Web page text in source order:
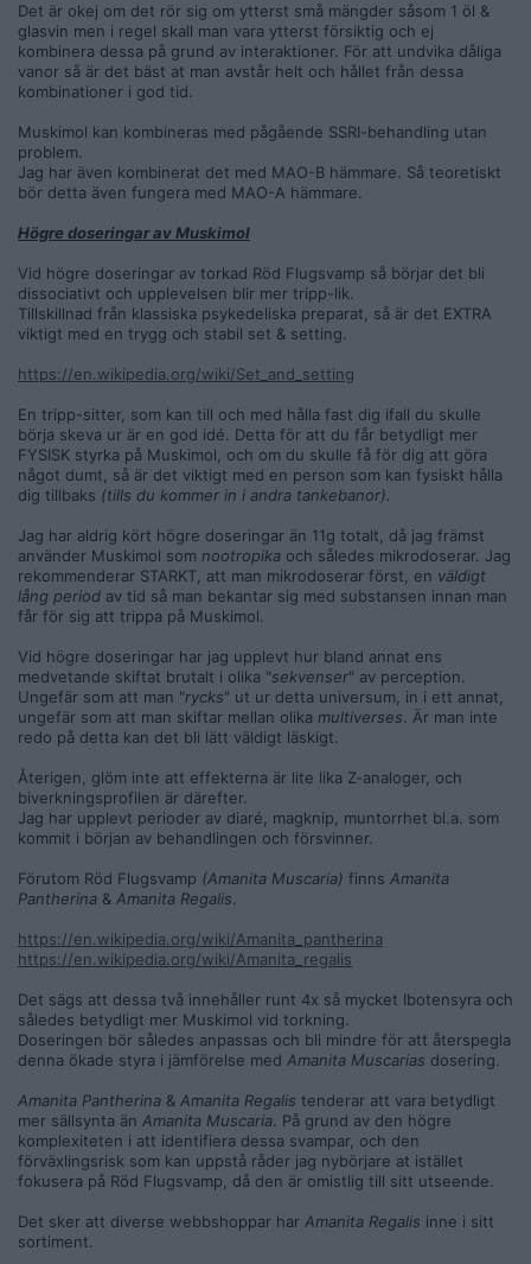
Det är okej om det rör sig om ytterst små mängder såsom 1 öl &
glasvin men i regel skall man vara ytterst försiktig och ej
kombinera dessa på grund av interaktioner. För att undvika dåliga
vanor så är det bäst at man avstår helt och hållet från dessa
kombinationer i god tid.
Muskimol kan kombineras med pågående SSRI-behandling utan
problem.
Jag har även kombinerat det med MAO-B hämmare. Så teoretiskt
bör detta även fungera med MAO-A hämmare.
Högre doseringar av Muskimol
Vid högre doseringar av torkad Röd Flugsvamp så börjar det bli
dissociativt och upplevelsen blir mer tripp-lik.
Tillskillnad från klassiska psykedeliska preparat, så är det EXTRA
viktigt med en trygg och stabil set & setting.
https://en.wikipedia.org/wiki/Set_and_setting
En tripp-sitter, som kan till och med hålla fast dig ifall du skulle
börja skeva ur är en god idé. Detta för att du får betydligt mer
FYSISK styrka på Muskimol, och om du skulle få för dig att göra
något dumt, så är det viktigt med en person som kan fysiskt hålla
dig tillbaks (tills du kommer in i andra tankebanor).
Jag har aldrig kört högre doseringar än 11g totalt, då jag främst
använder Muskimol som nootropika och således mikrodoserar. Jag
rekommenderar STARKT, att man mikrodoserar först, en väldigt
lång period av tid så man bekantar sig med substansen innan man
får för sig att trippa på Muskimol.
Vid högre doseringar har jag upplevt hur bland annat ens
medvetande skiftat brutalt i olika "sekvenser" av perception.
Ungefär som att man "rycks" ut ur detta universum, in i ett annat,
ungefär som att man skiftar mellan olika multiverses. Är man inte
redo på detta kan det bli lätt väldigt läskigt.
Återigen, glöm inte att effekterna är lite lika Z-analoger, och
biverkningsprofilen är därefter.
Jag har upplevt perioder av diaré, magknip, muntorrhet bl.a. som
kommit i början av behandlingen och försvinner.
Förutom Röd Flugsvamp (Amanita Muscaria) finns Amanita
Pantherina & Amanita Regalis.
https://en.wikipedia.org/wiki/Amanita_pantherina
https://en.wikipedia.org/wiki/Amanita_regalis
Det sägs att dessa två innehåller runt 4x så mycket Ibotensyra och
således betydligt mer Muskimol vid torkning.
Doseringen bör således anpassas och bli mindre för att återspegla
denna ökade styra i jämförelse med Amanita Muscarias dosering.
Amanita Pantherina & Amanita Regalis tenderar att vara betydligt
mer sällsynta än Amanita Muscaria. På grund av den högre
komplexiteten i att identifiera dessa svampar, och den
förväxlingsrisk som kan uppstå råder jag nybörjare at istället
fokusera på Röd Flugsvamp, då den är omistlig till sitt utseende.
Det sker att diverse webbshoppar har Amanita Regalis inne i sitt
sortiment.